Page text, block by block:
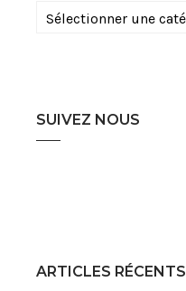
Catégories
SUIVEZ NOUS
ARTICLES RÉCENTS